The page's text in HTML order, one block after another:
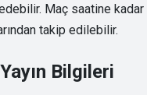
Maç saatine kadar
takip edilebilir.
Bilgileri